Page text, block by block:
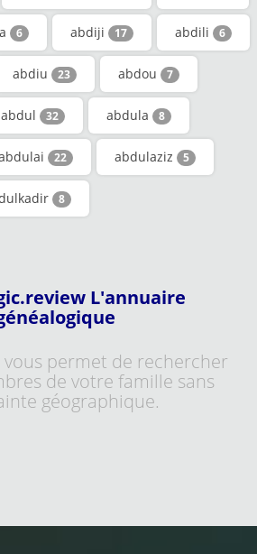
6 abdiji 17 abdili 6
abdiu 23 abdou 7
abdul 32 abdula 8
22 abdulaziz 5
8
L'annuaire
permet de rechercher
de votre famille sans
géographique.